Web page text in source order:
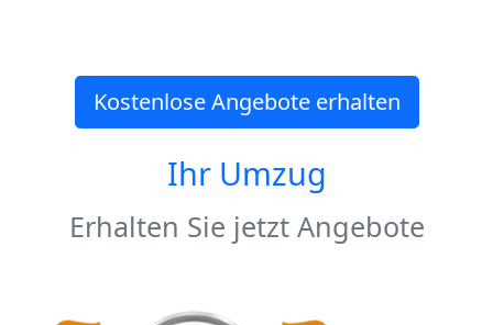
Kostenlose Angebote erhalten
Ihr Umzug
Erhalten Sie jetzt Angebote